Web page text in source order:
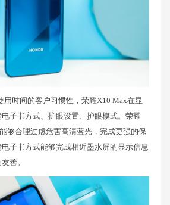
用时间的客户习惯性，荣耀X10 Max在显
子书方式、护眼设置、护眼模式。荣耀
够合理过虑危害高清蓝光，完成更强的保
子书方式能够完成相近墨水屏的显示信息
善。